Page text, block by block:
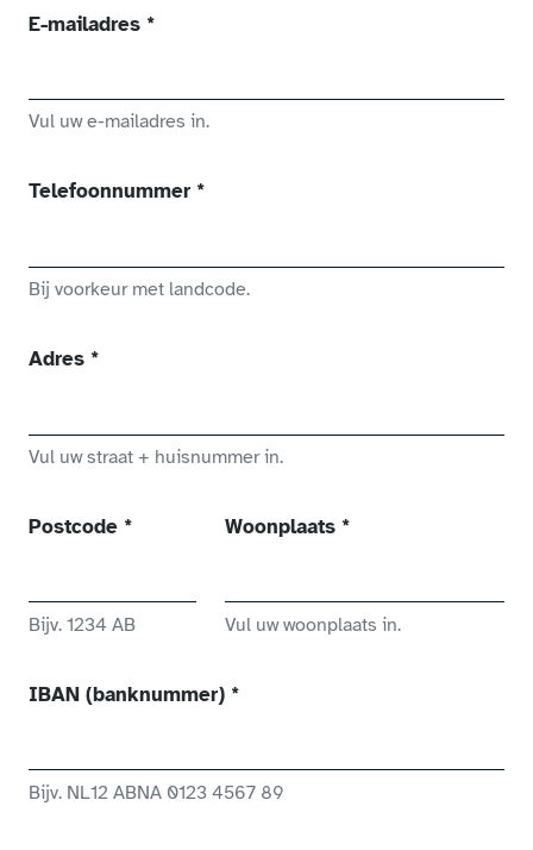
E-mailadres *(verplicht veld)
Vul uw e-mailadres in.
Telefoonnummer *(verplicht veld)
Bij voorkeur met landcode.
Adres *(verplicht veld)
Vul uw straat + huisnummer in.
Postcode *(verplicht veld)
Bijv. 1234 AB
Woonplaats *(verplicht veld)
Vul uw woonplaats in.
IBAN (banknummer) *(verplicht veld)
Bijv. NL12 ABNA 0123 4567 89